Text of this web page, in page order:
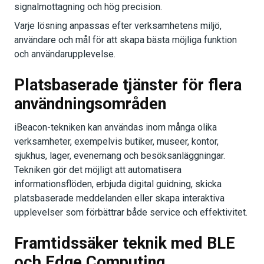
signalmottagning och hög precision.
Varje lösning anpassas efter verksamhetens miljö,
användare och mål för att skapa bästa möjliga funktion
och användarupplevelse.
Platsbaserade tjänster för flera
användningsområden
iBeacon-tekniken kan användas inom många olika
verksamheter, exempelvis butiker, museer, kontor,
sjukhus, lager, evenemang och besöksanläggningar.
Tekniken gör det möjligt att automatisera
informationsflöden, erbjuda digital guidning, skicka
platsbaserade meddelanden eller skapa interaktiva
upplevelser som förbättrar både service och effektivitet.
Framtidssäker teknik med BLE